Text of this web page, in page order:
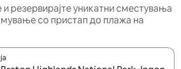
и резервирајте уникатни сместувања
со пристап до плажа на